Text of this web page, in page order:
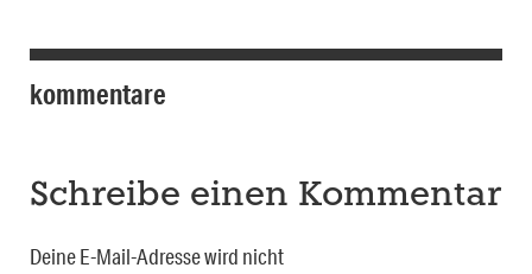
kommentare
Schreibe einen Kommentar
Deine E-Mail-Adresse wird nicht